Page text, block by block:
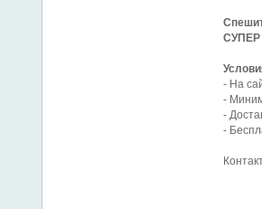
СУПЕР
- На
-
-
-